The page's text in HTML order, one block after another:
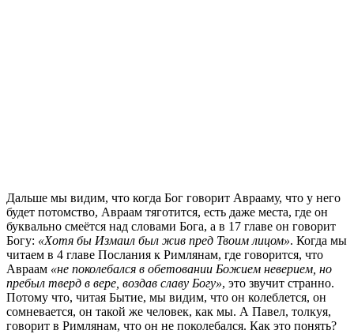
Дальше мы видим, что когда Бог говорит Аврааму, что у него
будет потомство, Авраам тяготится, есть даже места, где он
буквально смеётся над словами Бога, а в 17 главе он говорит
Богу: «Хотя бы Измаил был жив пред Твоим лицом». Когда мы
читаем в 4 главе Послания к Римлянам, где говорится, что
Авраам «не поколебался в обетовании Божием неверием, но
пребыл тверд в вере, воздав славу Богу», это звучит странно.
Потому что, читая Бытие, мы видим, что он колеблется, он
сомневается, он такой же человек, как мы. А Павел, толкуя,
говорит в Римлянам, что он не поколебался. Как это понять?